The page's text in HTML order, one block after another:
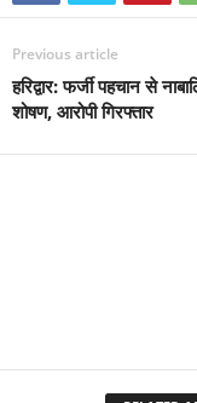
Previous article
हरिद्वार: फर्जी पहचान से
शोषण, आरोपी गिरफ्तार